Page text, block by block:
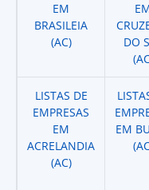
EM
BRASILEIA
(AC)
DO
LISTAS DE
EMPRESAS
EM
ACRELANDIA
(AC)
EM